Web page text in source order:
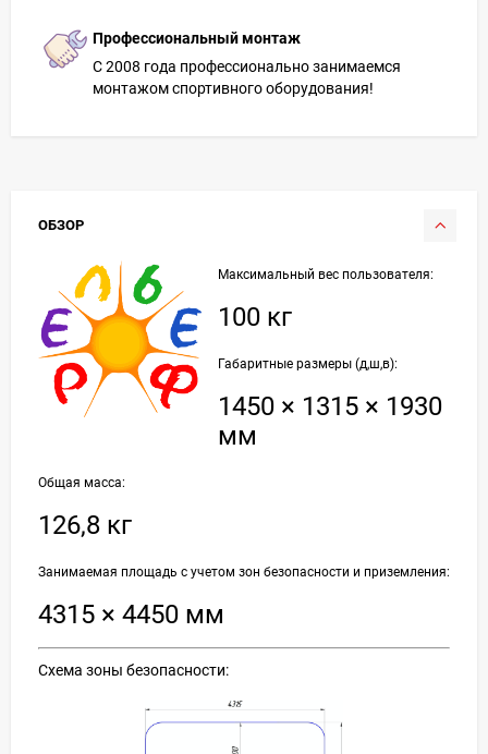
Профессиональный монтаж
С 2008 года профессионально занимаемся
монтажом спортивного оборудования!
ОБЗОР
Максимальный вес пользователя:
100 кг
Габаритные размеры (д,ш,в):
1450 × 1315 × 1930
мм
Общая масса:
126,8 кг
Занимаемая площадь с учетом зон безопасности и приземления:
4315 × 4450 мм
Схема зоны безопасности: